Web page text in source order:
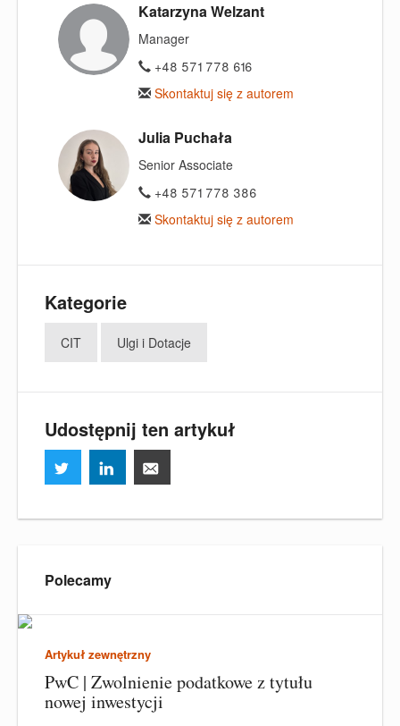
Katarzyna Welzant
Manager
+48 571 778 616
Skontaktuj się z autorem
Julia Puchała
Senior Associate
+48 571 778 386
Skontaktuj się z autorem
Kategorie
CIT Ulgi i Dotacje
Udostępnij ten artykuł
Polecamy
Artykuł zewnętrzny
PwC | Zwolnienie podatkowe z tytułu
nowej inwestycji